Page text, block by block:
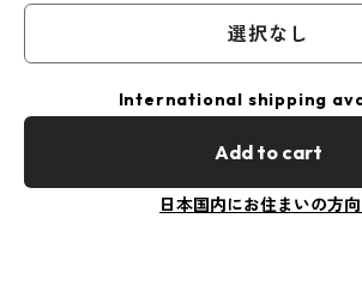
選択なし
International shipping
Add to cart
日本国内にお住まいの方